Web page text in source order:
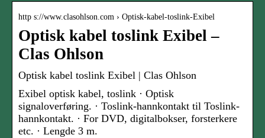
http s://www.clasohlson.com › Optisk-kabel-toslink-Exibel
Optisk kabel toslink Exibel –
Clas Ohlson
Optisk kabel toslink Exibel | Clas Ohlson
Exibel optisk kabel, toslink · Optisk
signaloverføring. · Toslink-hannkontakt til Toslink-
hannkontakt. · For DVD, digitalbokser, forsterkere
etc. · Lengde 3 m.